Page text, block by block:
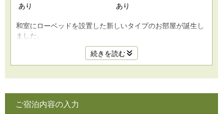
あり
あり
和室にローベッドを設置した新しいタイプのお部屋が誕生し
ました。
畳の温もりをそのままに、ベッドでの快適な眠りを叶える設
計で、小さなお子様連れのご家族やカップル・ご夫婦様など
和のやすらぎと洋の快適さが調和した新しいスタイルの和室
続きを読む
ご宿泊内容の入力